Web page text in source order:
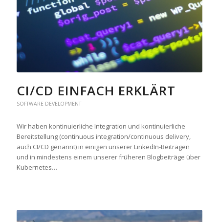
CI/CD EINFACH ERKLÄRT
SOFTWARE DEVELOPMENT
Wir haben kontinuierliche Integration und kontinuierliche
Bereitstellung (continuous integration/continuous delivery,
auch CI/CD genannt) in einigen unserer LinkedIn-Beiträgen
und in mindestens einem unserer früheren Blogbeiträge über
Kubernetes…